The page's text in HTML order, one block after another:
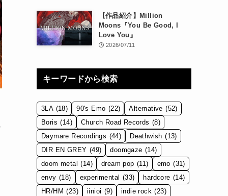
【作品紹介】Million
Moons『You Be Good, I
Love You』
2026/07/11
キーワードから検索
3LA (18) 90's Emo (22) Alternative (52)
Boris (14) Church Road Records (8)
Daymare Recordings (44) Deathwish (13)
DIR EN GREY (49) doomgaze (14)
doom metal (14) dream pop (11) emo (31)
envy (18) experimental (33) hardcore (14)
HR/HM (23) iinioi (9) indie rock (23)